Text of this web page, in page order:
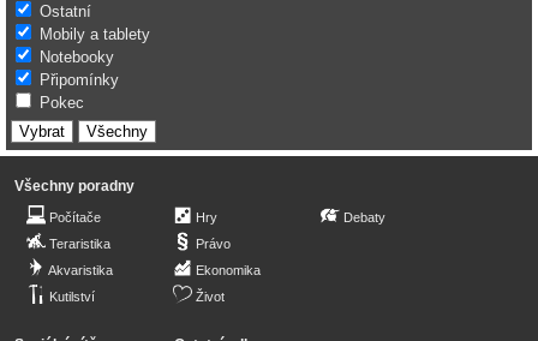
Ostatní
Mobily a tablety
Notebooky
Připomínky
Pokec
Všechny poradny
Počítače
Teraristika
Akvaristika
Kutilství
Hry
Právo
Ekonomika
Život
Debaty